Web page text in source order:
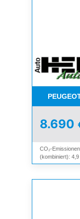
8.690
CO₂-
(kombiniert):